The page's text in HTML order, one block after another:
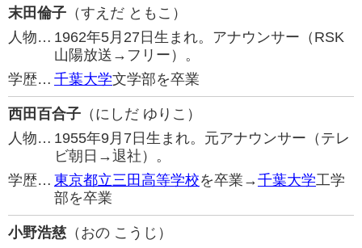
末田倫子 （すえだ ともこ）
人物… 1962年5月27日生まれ。アナウンサー（RSK
山陽放送→フリー）。
学歴… 千葉大学文学部を卒業
西田百合子 （にしだ ゆりこ）
人物… 1955年9月7日生まれ。元アナウンサー（テレ
ビ朝日→退社）。
学歴… 東京都立三田高等学校を卒業→千葉大学工学
部を卒業
小野浩慈 （おの こうじ）